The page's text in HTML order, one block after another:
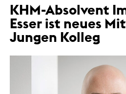
KHM-Absolvent
Esser ist neues
Jungen Kolleg